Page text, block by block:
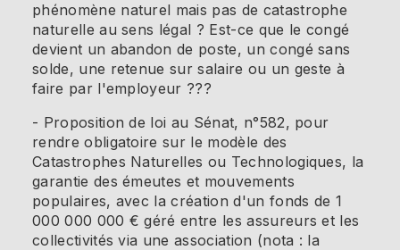
phénomène naturel mais pas de catastrophe
naturelle au sens légal ? Est-ce que le congé
devient un abandon de poste, un congé sans
solde, une retenue sur salaire ou un geste à
faire par l'employeur ???
- Proposition de loi au Sénat, n°582, pour
rendre obligatoire sur le modèle des
Catastrophes Naturelles ou Technologiques, la
garantie des émeutes et mouvements
populaires, avec la création d'un fonds de 1
000 000 000 € géré entre les assureurs et les
collectivités via une association (nota : la